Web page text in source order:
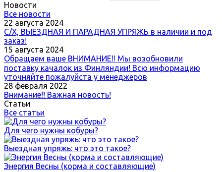
Новости
Все новости
22 августа 2024
С/Х, ВЫЕЗДНАЯ И ПАРАДНАЯ УПРЯЖЬ в наличии и под
заказ!
15 августа 2024
Обращаем ваше ВНИМАНИЕ‼ Мы возобновили
поставку качалок из Финляндии! Всю информацию
уточняйте пожалуйста у менеджеров
28 февраля 2022
Внимание!! Важная новость!
Статьи
Все статьи
Для чего нужны кобуры?
Выездная упряжь: что это такое?
Энергия Весны (корма и составляющие)